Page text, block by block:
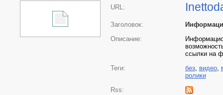
URL:
Заголовок:
Описание:
ссылки на
Теги:
без, видео,
ролики
Rss: